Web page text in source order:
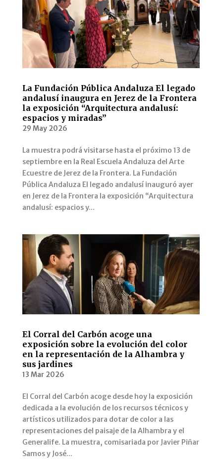
La Fundación Pública Andaluza El legado
andalusí inaugura en Jerez de la Frontera
la exposición “Arquitectura andalusí:
espacios y miradas”
29 May 2026
La muestra podrá visitarse hasta el próximo 13 de
septiembre en la Real Escuela Andaluza del Arte
Ecuestre de Jerez de la Frontera. La Fundación
Pública Andaluza El legado andalusí inauguró ayer
en Jerez de la Frontera la exposición “Arquitectura
andalusí: espacios y...
El Corral del Carbón acoge una
exposición sobre la evolución del color
en la representación de la Alhambra y
sus jardines
13 Mar 2026
El Corral del Carbón acoge desde hoy la exposición
dedicada a la evolución de los recursos técnicos y
artísticos utilizados para dotar de color a las
representaciones del paisaje de la Alhambra y el
Generalife. La muestra, comisariada por Javier Piñar
Samos y José...